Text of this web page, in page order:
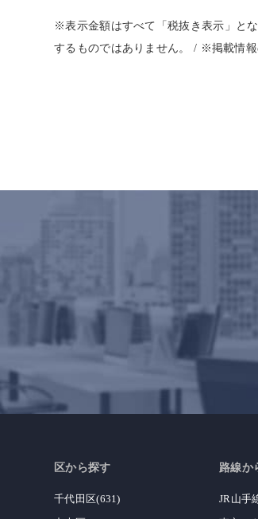
※表示金額はすべて「税抜き表示」と
するものではありません。 / ※掲載情
区から探す
千代田区(631)
路線か
JR山手